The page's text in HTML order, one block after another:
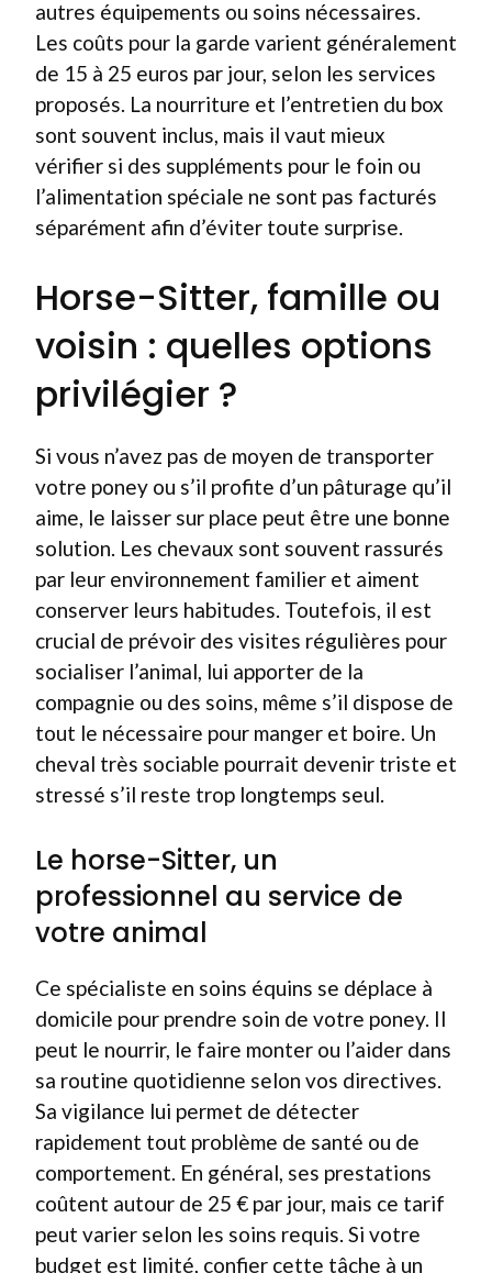
autres équipements ou soins nécessaires.
Les coûts pour la garde varient généralement
de 15 à 25 euros par jour, selon les services
proposés. La nourriture et l’entretien du box
sont souvent inclus, mais il vaut mieux
vérifier si des suppléments pour le foin ou
l’alimentation spéciale ne sont pas facturés
séparément afin d’éviter toute surprise.
Horse-Sitter, famille ou
voisin : quelles options
privilégier ?
Si vous n’avez pas de moyen de transporter
votre poney ou s’il profite d’un pâturage qu’il
aime, le laisser sur place peut être une bonne
solution. Les chevaux sont souvent rassurés
par leur environnement familier et aiment
conserver leurs habitudes. Toutefois, il est
crucial de prévoir des visites régulières pour
socialiser l’animal, lui apporter de la
compagnie ou des soins, même s’il dispose de
tout le nécessaire pour manger et boire. Un
cheval très sociable pourrait devenir triste et
stressé s’il reste trop longtemps seul.
Le horse-Sitter, un
professionnel au service de
votre animal
Ce spécialiste en soins équins se déplace à
domicile pour prendre soin de votre poney. Il
peut le nourrir, le faire monter ou l’aider dans
sa routine quotidienne selon vos directives.
Sa vigilance lui permet de détecter
rapidement tout problème de santé ou de
comportement. En général, ses prestations
coûtent autour de 25 € par jour, mais ce tarif
peut varier selon les soins requis. Si votre
budget est limité, confier cette tâche à un